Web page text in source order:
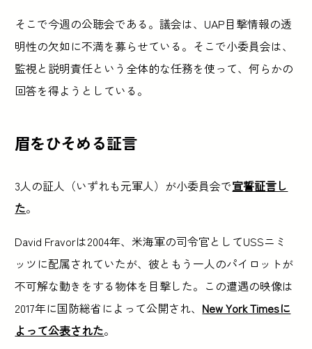
そこで今週の公聴会である。議会は、UAP目撃情報の透
明性の欠如に不満を募らせている。そこで小委員会は、
監視と説明責任という全体的な任務を使って、何らかの
回答を得ようとしている。
眉をひそめる証言
3人の証人（いずれも元軍人）が小委員会で宣誓証言し
た。
David Fravorは2004年、米海軍の司令官としてUSSニミ
ッツに配属されていたが、彼ともう一人のパイロットが
不可解な動きをする物体を目撃した。この遭遇の映像は
2017年に国防総省によって公開され、 New York Timesに
よって公表された。